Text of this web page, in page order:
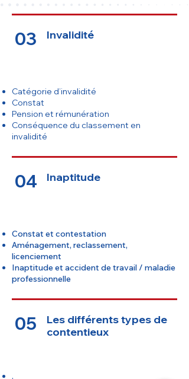
03 Invalidité
​Catégorie d’invalidité
Constat
Pension et rémunération
Conséquence du classement en
invalidité
04 Inaptitude
Constat et contestation
Aménagement, reclassement,
licenciement
Inaptitude et accident de travail / maladie
professionnelle
05
Les différents types de
contentieux
.